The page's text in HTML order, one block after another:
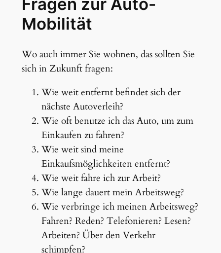
Fragen zur Auto-
Mobilität
Wo auch immer Sie wohnen, das sollten Sie
sich in Zukunft fragen:
Wie weit entfernt befindet sich der
nächste Autoverleih?
Wie oft benutze ich das Auto, um zum
Einkaufen zu fahren?
Wie weit sind meine
Einkaufsmöglichkeiten entfernt?
Wie weit fahre ich zur Arbeit?
Wie lange dauert mein Arbeitsweg?
Wie verbringe ich meinen Arbeitsweg?
Fahren? Reden? Telefonieren? Lesen?
Arbeiten? Über den Verkehr
schimpfen?